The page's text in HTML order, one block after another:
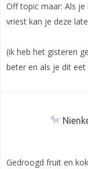
Off topic maar: Als
vriest kan je deze
(ik heb het gisteren
beter en als je dit
Gedroogd fruit en